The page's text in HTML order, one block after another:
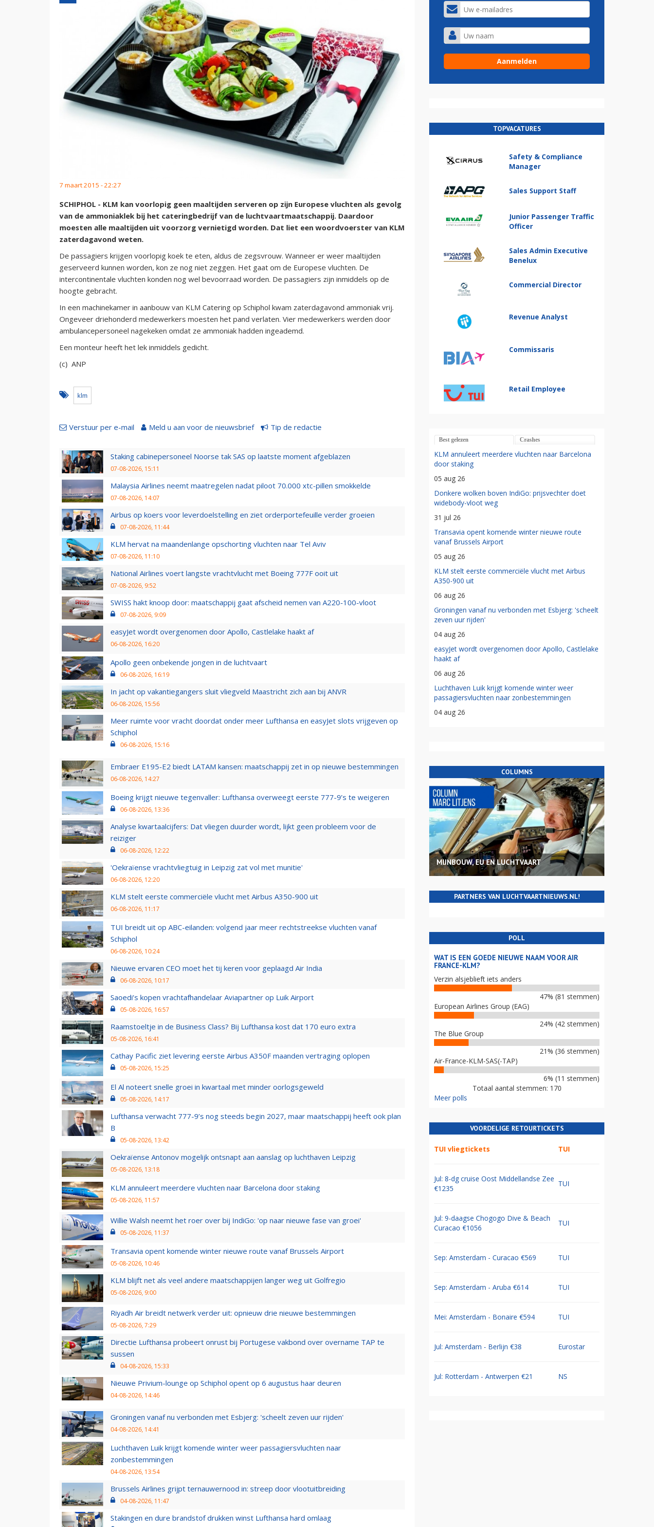
7 maart 2015 - 22:27
SCHIPHOL - KLM kan voorlopig geen maaltijden serveren op zijn Europese vluchten als gevolg
van de ammoniaklek bij het cateringbedrijf van de luchtvaartmaatschappij. Daardoor
moesten alle maaltijden uit voorzorg vernietigd worden. Dat liet een woordvoerster van KLM
zaterdagavond weten.
De passagiers krijgen voorlopig koek te eten, aldus de zegsvrouw. Wanneer er weer maaltijden
geserveerd kunnen worden, kon ze nog niet zeggen. Het gaat om de Europese vluchten. De
intercontinentale vluchten konden nog wel bevoorraad worden. De passagiers zijn inmiddels op de
hoogte gebracht.
In een machinekamer in aanbouw van KLM Catering op Schiphol kwam zaterdagavond ammoniak vrij.
Ongeveer driehonderd medewerkers moesten het pand verlaten. Vier medewerkers werden door
ambulancepersoneel nagekeken omdat ze ammoniak hadden ingeademd.
Een monteur heeft het lek inmiddels gedicht.
(c) ANP
klm
Verstuur per e-mail Meld u aan voor de nieuwsbrief Tip de redactie
Staking cabinepersoneel Noorse tak SAS op laatste moment afgeblazen
07-08-2026, 15:11
Malaysia Airlines neemt maatregelen nadat piloot 70.000 xtc-pillen smokkelde
07-08-2026, 14:07
Airbus op koers voor leverdoelstelling en ziet orderportefeuille verder groeien
07-08-2026, 11:44
KLM hervat na maandenlange opschorting vluchten naar Tel Aviv
07-08-2026, 11:10
National Airlines voert langste vrachtvlucht met Boeing 777F ooit uit
07-08-2026, 9:52
SWISS hakt knoop door: maatschappij gaat afscheid nemen van A220-100-vloot
07-08-2026, 9:09
easyJet wordt overgenomen door Apollo, Castlelake haakt af
06-08-2026, 16:20
Apollo geen onbekende jongen in de luchtvaart
06-08-2026, 16:19
In jacht op vakantiegangers sluit vliegveld Maastricht zich aan bij ANVR
06-08-2026, 15:56
Meer ruimte voor vracht doordat onder meer Lufthansa en easyJet slots vrijgeven op
Schiphol
06-08-2026, 15:16
Embraer E195-E2 biedt LATAM kansen: maatschappij zet in op nieuwe bestemmingen
06-08-2026, 14:27
Boeing krijgt nieuwe tegenvaller: Lufthansa overweegt eerste 777-9’s te weigeren
06-08-2026, 13:36
Analyse kwartaalcijfers: Dat vliegen duurder wordt, lijkt geen probleem voor de
reiziger
06-08-2026, 12:22
'Oekraïense vrachtvliegtuig in Leipzig zat vol met munitie'
06-08-2026, 12:20
KLM stelt eerste commerciële vlucht met Airbus A350-900 uit
06-08-2026, 11:17
TUI breidt uit op ABC-eilanden: volgend jaar meer rechtstreekse vluchten vanaf
Schiphol
06-08-2026, 10:24
Nieuwe ervaren CEO moet het tij keren voor geplaagd Air India
06-08-2026, 10:17
Saoedi’s kopen vrachtafhandelaar Aviapartner op Luik Airport
05-08-2026, 16:57
Raamstoeltje in de Business Class? Bij Lufthansa kost dat 170 euro extra
05-08-2026, 16:41
Cathay Pacific ziet levering eerste Airbus A350F maanden vertraging oplopen
05-08-2026, 15:25
El Al noteert snelle groei in kwartaal met minder oorlogsgeweld
05-08-2026, 14:17
Lufthansa verwacht 777-9’s nog steeds begin 2027, maar maatschappij heeft ook plan
B
05-08-2026, 13:42
Oekraïense Antonov mogelijk ontsnapt aan aanslag op luchthaven Leipzig
05-08-2026, 13:18
KLM annuleert meerdere vluchten naar Barcelona door staking
05-08-2026, 11:57
Willie Walsh neemt het roer over bij IndiGo: 'op naar nieuwe fase van groei'
05-08-2026, 11:37
Transavia opent komende winter nieuwe route vanaf Brussels Airport
05-08-2026, 10:46
KLM blijft net als veel andere maatschappijen langer weg uit Golfregio
05-08-2026, 9:00
Riyadh Air breidt netwerk verder uit: opnieuw drie nieuwe bestemmingen
05-08-2026, 7:29
Directie Lufthansa probeert onrust bij Portugese vakbond over overname TAP te
sussen
04-08-2026, 15:33
Nieuwe Privium-lounge op Schiphol opent op 6 augustus haar deuren
04-08-2026, 14:46
Groningen vanaf nu verbonden met Esbjerg: 'scheelt zeven uur rijden'
04-08-2026, 14:41
Luchthaven Luik krijgt komende winter weer passagiersvluchten naar
zonbestemmingen
04-08-2026, 13:54
Brussels Airlines grijpt ternauwernood in: streep door vlootuitbreiding
04-08-2026, 11:47
Stakingen en dure brandstof drukken winst Lufthansa hard omlaag
TOPVACATURES
Safety & Compliance
Manager
Sales Support Staff
Junior Passenger Traffic
Officer
Sales Admin Executive
Benelux
Commercial Director
Revenue Analyst
Commissaris
Retail Employee
Best gelezen Crashes
KLM annuleert meerdere vluchten naar Barcelona
door staking
05 aug 26
Donkere wolken boven IndiGo: prijsvechter doet
widebody-vloot weg
31 jul 26
Transavia opent komende winter nieuwe route
vanaf Brussels Airport
05 aug 26
KLM stelt eerste commerciële vlucht met Airbus
A350-900 uit
06 aug 26
Groningen vanaf nu verbonden met Esbjerg: 'scheelt
zeven uur rijden'
04 aug 26
easyJet wordt overgenomen door Apollo, Castlelake
haakt af
06 aug 26
Luchthaven Luik krijgt komende winter weer
passagiersvluchten naar zonbestemmingen
04 aug 26
COLUMNS
MIJNBOUW, EU EN LUCHTVAART
PARTNERS VAN LUCHTVAARTNIEUWS.NL!
POLL
WAT IS EEN GOEDE NIEUWE NAAM VOOR AIR
FRANCE-KLM?
Verzin alsjeblieft iets anders
47% (81 stemmen)
European Airlines Group (EAG)
24% (42 stemmen)
The Blue Group
21% (36 stemmen)
Air-France-KLM-SAS(-TAP)
6% (11 stemmen)
Totaal aantal stemmen: 170
Meer polls
VOORDELIGE RETOURTICKETS
TUI vliegtickets TUI
Jul: 8-dg cruise Oost Middellandse Zee
€1235
TUI
Jul: 9-daagse Chogogo Dive & Beach
Curacao €1056
TUI
Sep: Amsterdam - Curacao €569 TUI
Sep: Amsterdam - Aruba €614 TUI
Mei: Amsterdam - Bonaire €594 TUI
Jul: Amsterdam - Berlijn €38 Eurostar
Jul: Rotterdam - Antwerpen €21 NS